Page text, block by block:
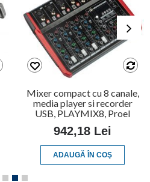
Mixer compact cu 8 canale,
media player si recorder
USB, PLAYMIX8, Proel
942,18 Lei
ADAUGĂ ÎN COŞ